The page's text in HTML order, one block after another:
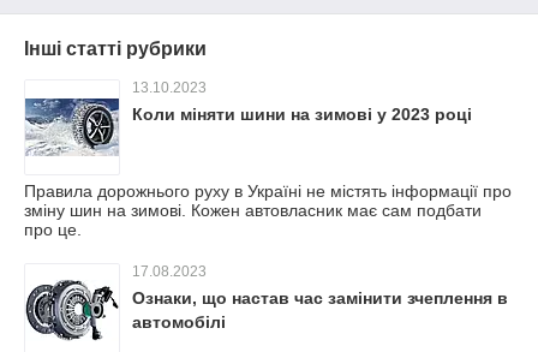
Інші статті рубрики
13.10.2023
Коли міняти шини на зимові у 2023 році
Правила дорожнього руху в Україні не містять інформації про
зміну шин на зимові. Кожен автовласник має сам подбати
про це.
17.08.2023
Ознаки, що настав час замінити зчеплення в
автомобілі